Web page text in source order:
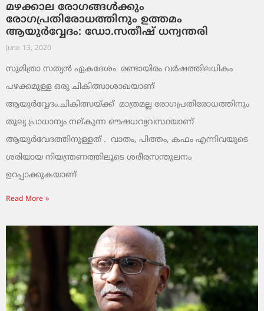
മഴക്കാല രോഗങ്ങൾക്കും
രോഗപ്രതിരോധത്തിനും ഉത്തമം
ആയുർവ്വേദം: ഡോ.സതീഷ് ധന്വന്തരി
June 13, 2020
സുമിത്രാ സത്യൻ ഏകദേശം രണ്ടായിരം വർഷത്തിലധികം
പഴക്കമുള്ള ഒരു ചികിത്സാശാഖയാണ്
ആയുർവ്വേദം.ചികിത്സയ്ക്ക് മാത്രമല്ല രോഗപ്രതിരോധത്തിനും
തുല്യ പ്രാധാന്യം നല്കുന്ന ഔഷധവ്യവസ്ഥയാണ്
ആയുർവേദത്തിനുള്ളത് . വാതം, പിത്തം, കഫം എന്നിവയുടെ
ശരിയായ നിയന്ത്രണത്തിലൂടെ ശരീരസന്തുലനം
ഉറപ്പാക്കുകയാണ്
Read More »